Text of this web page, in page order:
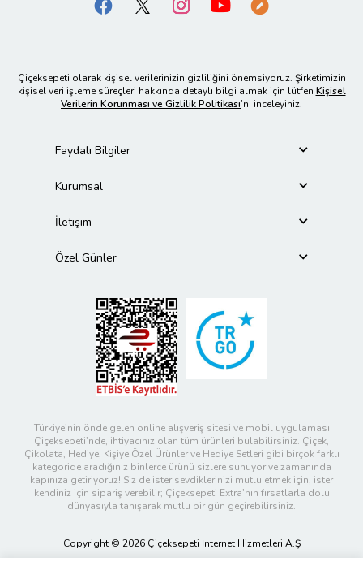
Çiçeksepeti olarak kişisel verilerinizin gizliliğini önemsiyoruz. Şirketimizin
kişisel veri işleme süreçleri hakkında detaylı bilgi almak için lütfen Kişisel
Verilerin Korunması ve Gizlilik Politikası’nı inceleyiniz.
Faydalı Bilgiler
Kurumsal
İletişim
Özel Günler
Türkiye’nin önde gelen online alışveriş sitesi ve mobil uygulaması
Çiçeksepeti’nde, ihtiyacınız olan tüm ürünleri bulabilirsiniz. Çiçek,
Çikolata, Hediye, Kişiye Özel Ürünler ve Hediye Setleri gibi birçok farklı
kategoride aradığınız binlerce ürünü sizlere sunuyor ve zamanında
kapınıza getiriyoruz! Siz de ister sevdiklerinizi mutlu etmek için, ister
kendiniz için sipariş verebilir; Çiçeksepeti Extra’nın fırsatlarla dolu
dünyasıyla tanışarak mutlu bir gün geçirebilirsiniz.
Copyright © 2026 Çiçeksepeti İnternet Hizmetleri A.Ş